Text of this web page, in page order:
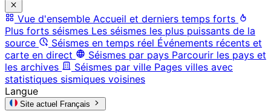
Vue d'ensemble Accueil et derniers temps forts
Plus forts séismes Les séismes les plus puissants de la
source
Séismes en temps réel Événements récents et
carte en direct
Séismes par pays Parcourir les pays et
les archives
Séismes par ville Pages villes avec
statistiques sismiques voisines
Langue
Site actuel Français